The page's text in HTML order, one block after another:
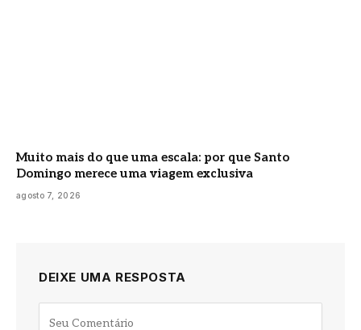
Muito mais do que uma escala: por que Santo
Domingo merece uma viagem exclusiva
agosto 7, 2026
DEIXE UMA RESPOSTA